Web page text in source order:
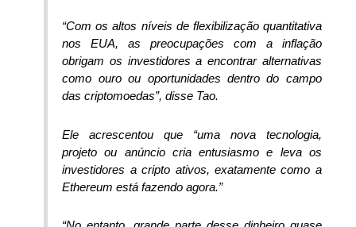
“Com os altos níveis de flexibilização quantitativa
nos EUA, as preocupações com a inflação
obrigam os investidores a encontrar alternativas
como ouro ou oportunidades dentro do campo
das criptomoedas”, disse Tao.
Ele acrescentou que “uma nova tecnologia,
projeto ou anúncio cria entusiasmo e leva os
investidores a cripto ativos, exatamente como a
Ethereum está fazendo agora.”